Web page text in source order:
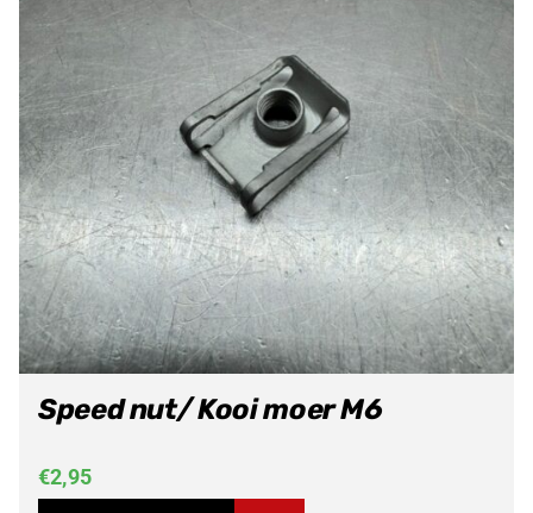
Speed nut/ Kooi moer M6
€2,95